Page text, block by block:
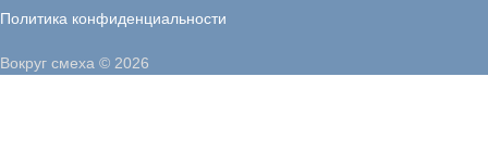
Политика конфиденциальности
Вокруг смеха © 2026